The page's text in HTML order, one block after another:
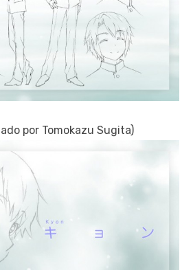
por Tomokazu Sugita)